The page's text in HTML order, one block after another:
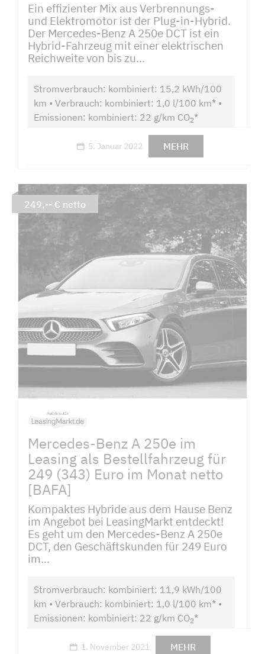
Ein effizienter Mix aus Verbrennungs-
und Elektromotor ist der Plug-in-Hybrid.
Der Mercedes-Benz A 250e DCT ist ein
Hybrid-Fahrzeug mit einer elektrischen
Reichweite von bis zu...
Stromverbrauch: kombiniert: 15,2 kWh/100
km • Verbrauch: kombiniert: 1,0 l/100 km* •
Emissionen: kombiniert: 22 g/km CO2*
5. Januar 2022 MEHR
Mercedes-Benz A 250e im
Leasing als Bestellfahrzeug für
249 (343) Euro im Monat netto
[BAFA]
Kompaktes Hybride aus dem Hause Benz
im Angebot bei LeasingMarkt entdeckt!
Es geht um den Mercedes-Benz A 250e
DCT, den Geschäftskunden für 249 Euro
im...
Stromverbrauch: kombiniert: 11,9 kWh/100
km • Verbrauch: kombiniert: 1,0 l/100 km* •
Emissionen: kombiniert: 22 g/km CO2*
1. November 2021 MEHR
249,-- € netto